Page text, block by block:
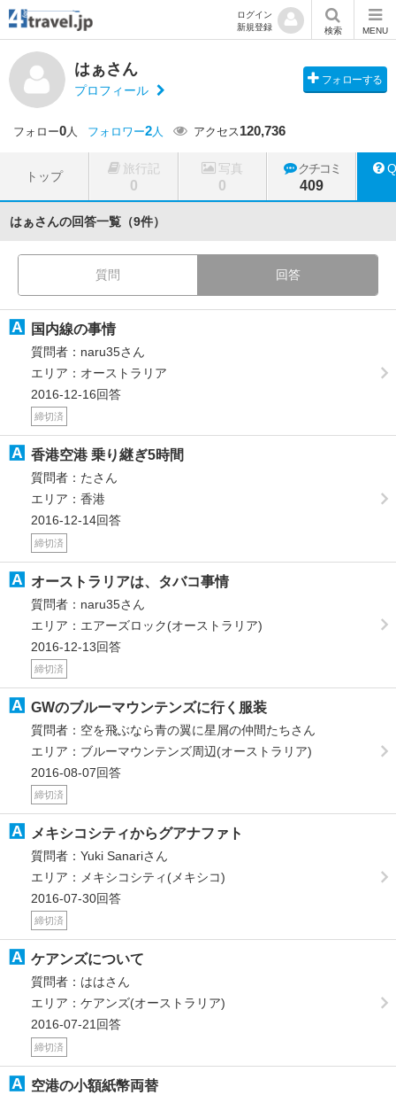
ログイン
新規登録
検索 MENU
はぁさん
プロフィール
フォローする
フォロー0人 フォロワー2人 アクセス120,736
トップ
旅行記
0
写真
0
クチコミ
409
はぁさんの回答一覧（9件）
質問 回答
国内線の事情
質問者：naru35さん
エリア：オーストラリア
2016-12-16回答
締切済
香港空港 乗り継ぎ5時間
質問者：たさん
エリア：香港
2016-12-14回答
締切済
オーストラリアは、タバコ事情
質問者：naru35さん
エリア：エアーズロック(オーストラリア)
2016-12-13回答
締切済
GWのブルーマウンテンズに行く服装
質問者：空を飛ぶなら青の翼に星屑の仲間たちさん
エリア：ブルーマウンテンズ周辺(オーストラリア)
2016-08-07回答
締切済
メキシコシティからグアナファト
質問者：Yuki Sanariさん
エリア：メキシコシティ(メキシコ)
2016-07-30回答
締切済
ケアンズについて
質問者：ははさん
エリア：ケアンズ(オーストラリア)
2016-07-21回答
締切済
空港の小額紙幣両替